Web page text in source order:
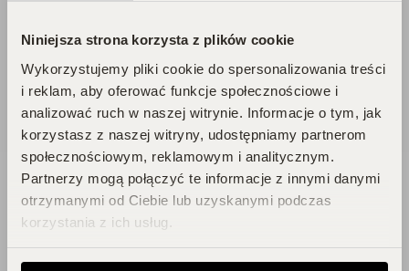
Niniejsza strona korzysta z plików cookie
Wykorzystujemy pliki cookie do spersonalizowania treści
i reklam, aby oferować funkcje społecznościowe i
analizować ruch w naszej witrynie. Informacje o tym, jak
korzystasz z naszej witryny, udostępniamy partnerom
społecznościowym, reklamowym i analitycznym.
Partnerzy mogą połączyć te informacje z innymi danymi
otrzymanymi od Ciebie lub uzyskanymi podczas
korzystania z ich usług.
Zbieraj punkty, odkrywaj emocje,
DOŁĄCZ DO KLUBU!
Blog